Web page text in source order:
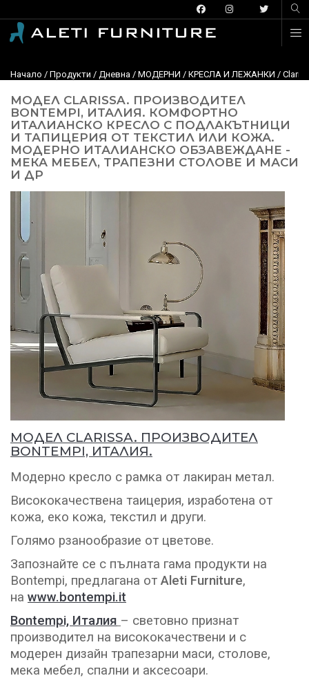
Начало / Продукти / Дневна / МОДЕРНИ / КРЕСЛА И ЛЕЖАНКИ /
МОДЕЛ CLARISSA. ПРОИЗВОДИТЕЛ
BONTEMPI, ИТАЛИЯ. КОМФОРТНО
ИТАЛИАНСКО КРЕСЛО С ПОДЛАКЪТНИЦИ
И ТАПИЦЕРИЯ ОТ ТЕКСТИЛ ИЛИ КОЖА.
МОДЕРНО ИТАЛИАНСКО ОБЗАВЕЖДАНЕ -
МЕКА МЕБЕЛ, ТРАПЕЗНИ СТОЛОВЕ И МАСИ
И ДР
МОДЕЛ CLARISSA. ПРОИЗВОДИТЕЛ
BONTEMPI, ИТАЛИЯ.
Модерно кресло с рамка от лакиран метал.
Висококачествена таицерия, изработена от
кожа, еко кожа, текстил и други.
Голямо рзанообразие от цветове.
Запознайте се с пълната гама продукти на
Bontempi, предлагана от Aleti Furniture,
на www.bontempi.it
Bontempi, Италия – световно признат
производител на висококачествени и с
модерен дизайн трапезарни маси, столове,
мека мебел, спални и аксесоари.